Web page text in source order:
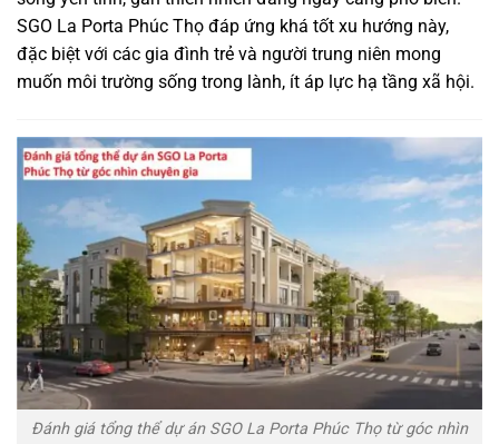
SGO La Porta Phúc Thọ đáp ứng khá tốt xu hướng này,
đặc biệt với các gia đình trẻ và người trung niên mong
muốn môi trường sống trong lành, ít áp lực hạ tầng xã hội.
Đánh giá tổng thể dự án SGO La Porta Phúc Thọ từ góc nhìn